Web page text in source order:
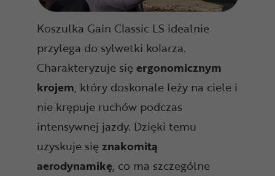
Koszulka Gain Classic LS idealnie
przylega do sylwetki kolarza.
Charakteryzuje sięergonomicznym
krojem, który doskonale leży na ciele i
nie krępuje ruchów podczas
intensywnej jazdy. Dzięki temu
uzyskuje sięznakomitą
aerodynamikę, co ma szczególne